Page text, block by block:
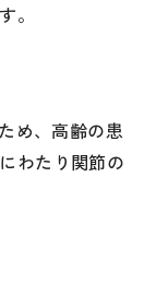
。
め、高齢の患
わたり関節の